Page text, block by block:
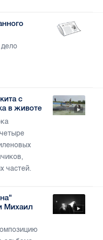
с
в животе
частей.
Михаил